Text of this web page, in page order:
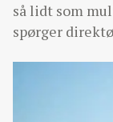
så lidt som
spørger